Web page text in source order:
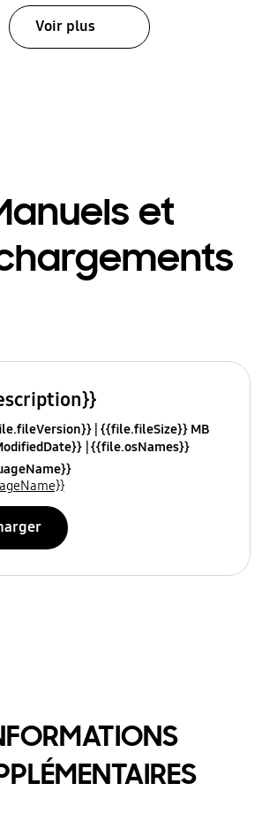
Voir plus
et
{{file.fileSize}} MB
{{file.osNames}}